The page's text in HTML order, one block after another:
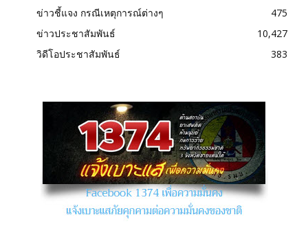
ข่าวชี้แจง กรณีเหตุการณ์ต่างๆ
475
ข่าวประชาสัมพันธ์
10,427
วิดีโอประชาสัมพันธ์
383